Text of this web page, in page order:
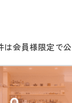
は会員様限定で